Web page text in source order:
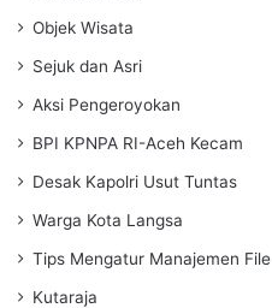
Objek Wisata
Sejuk dan Asri
Aksi Pengeroyokan
BPI KPNPA RI-Aceh Kecam
Desak Kapolri Usut Tuntas
Warga Kota Langsa
Tips Mengatur Manajemen File
Kutaraja